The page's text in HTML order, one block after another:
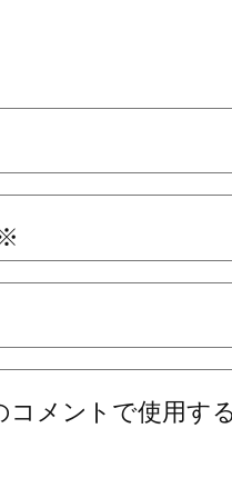
コメントで使用す